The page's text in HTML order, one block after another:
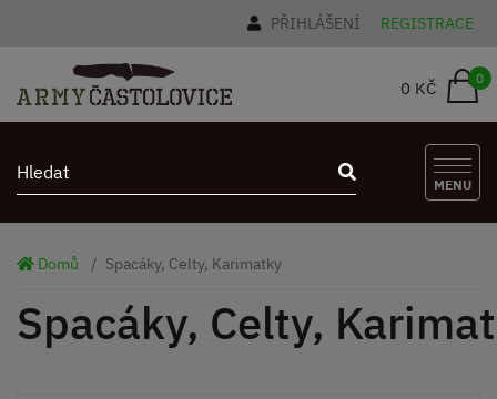
PŘIHLÁŠENÍ REGISTRACE
0 KČ 0
MENU
Domů Spacáky, Celty, Karimatky
Spacáky, Celty,